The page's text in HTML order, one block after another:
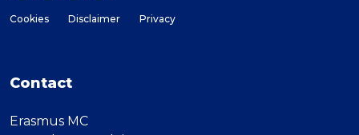
Cookies Disclaimer Privacy
Contact
Erasmus MC